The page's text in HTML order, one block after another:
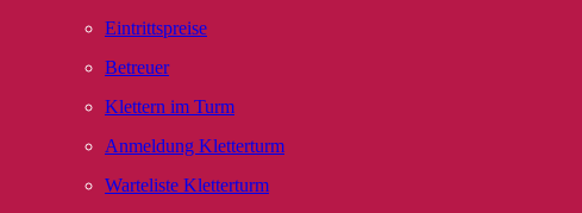
Eintrittspreise
Betreuer
Klettern im Turm
Anmeldung Kletterturm
Warteliste Kletterturm